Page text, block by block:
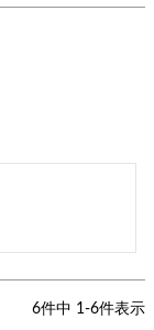
6件中 1 -6件表示